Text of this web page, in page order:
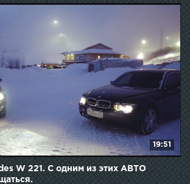
19:51
W 221. С одним из этих АВТО